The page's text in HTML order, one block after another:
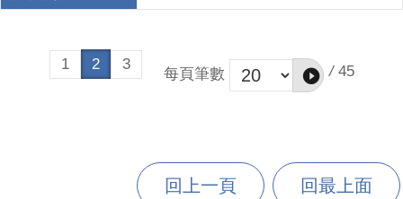
1 2 3
每頁筆數 / 45
回上一頁 回最上面